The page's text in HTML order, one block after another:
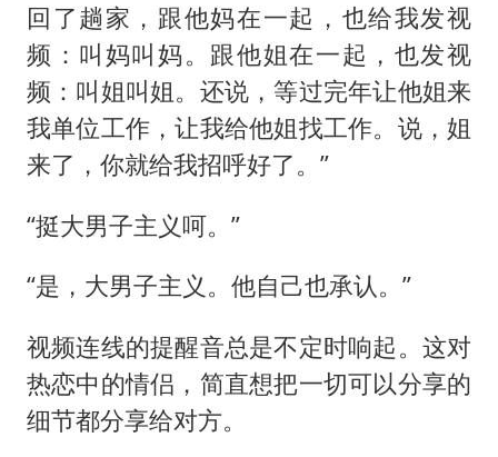
回了趟家，跟他妈在一起，也给我发视
频：叫妈叫妈。跟他姐在一起，也发视
频：叫姐叫姐。还说，等过完年让他姐来
我单位工作，让我给他姐找工作。说，姐
来了，你就给我招呼好了。”
“挺大男子主义呵。”
“是，大男子主义。他自己也承认。”
视频连线的提醒音总是不定时响起。这对
热恋中的情侣，简直想把一切可以分享的
细节都分享给对方。